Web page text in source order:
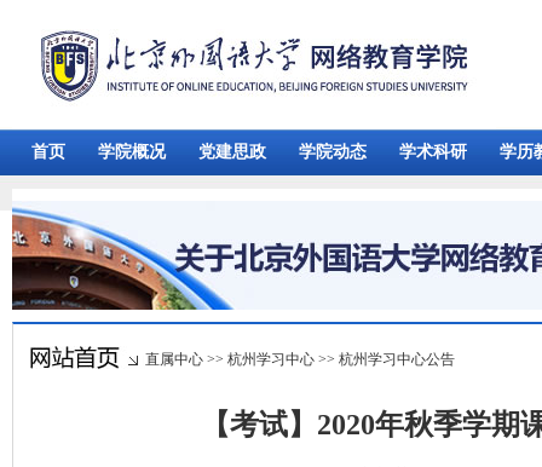
首页 学院概况 党建思政 学院动态 学术科研 学历
直属中心 >> 杭州学习中心 >> 杭州学习中心公告
【考试】2020年秋季学期